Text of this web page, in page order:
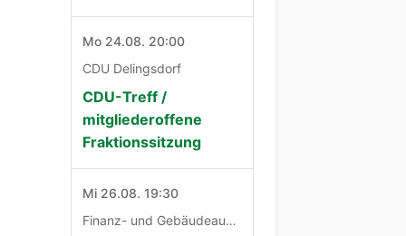
Mo 24.08. 20:00
CDU Delingsdorf
CDU-Treff /
mitgliederoffene
Fraktionssitzung
Mi 26.08. 19:30
Finanz- und Gebäudeausschuß